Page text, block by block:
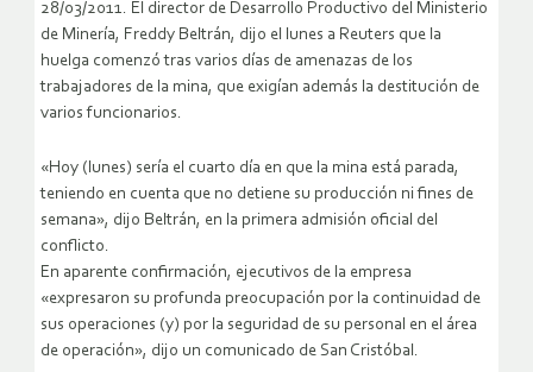
28/03/2011. El director de Desarrollo Productivo del Ministerio
de Minería, Freddy Beltrán, dijo el lunes a Reuters que la
huelga comenzó tras varios días de amenazas de los
trabajadores de la mina, que exigían además la destitución de
varios funcionarios.
«Hoy (lunes) sería el cuarto día en que la mina está parada,
teniendo en cuenta que no detiene su producción ni fines de
semana», dijo Beltrán, en la primera admisión oficial del
conflicto.
En aparente confirmación, ejecutivos de la empresa
«expresaron su profunda preocupación por la continuidad de
sus operaciones (y) por la seguridad de su personal en el área
de operación», dijo un comunicado de San Cristóbal.